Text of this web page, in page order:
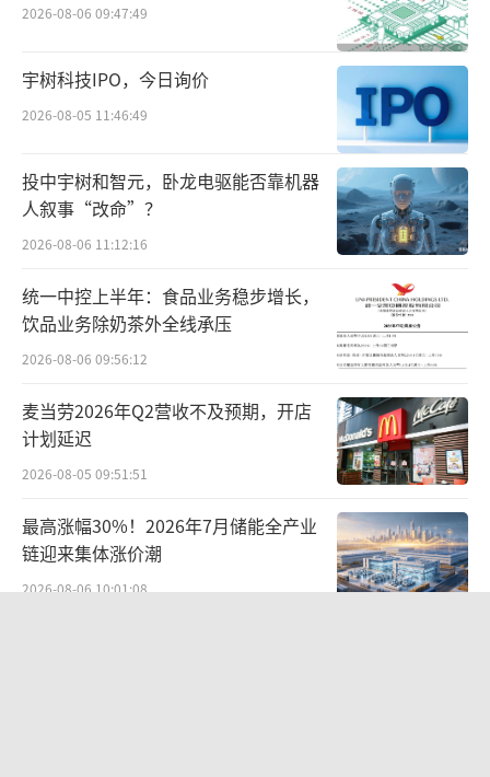
6亿瑞士法郎。
上半年业绩发布后，公司股价下跌超过
5%。
过去一年，傅乐宏一直致力于将雀巢的重
心重新集中在核心业务上，并重塑他认为已经
失去的企业文化。比如，雀巢在7月宣布对维生
素、矿物质和补充剂品牌启动战略审查，这是
前CEO施奈德任期内收购热潮的一部分。
施耐德成是雀巢近160年历史上第二位来自
外部的CEO，这位前医疗保健高管操盘了一系
列收购，包括食物过敏治疗和健身补充剂，试
图重塑雀巢产品组合，转向更健康、利润率更
高的品类。
而现在，对于一些耗资数十亿美元收购而
来的品牌，公司认为难以将其整合到供应链
2026-08-06 09:47:49
宇树科技IPO，今日询价
2026-08-05 11:46:49
投中宇树和智元，卧龙电驱能否靠机器
人叙事“改命”？
2026-08-06 11:12:16
统一中控上半年：食品业务稳步增长，
饮品业务除奶茶外全线承压
2026-08-06 09:56:12
麦当劳2026年Q2营收不及预期，开店
计划延迟
2026-08-05 09:51:51
最高涨幅30%！2026年7月储能全产业
链迎来集体涨价潮
2026-08-06 10:01:08